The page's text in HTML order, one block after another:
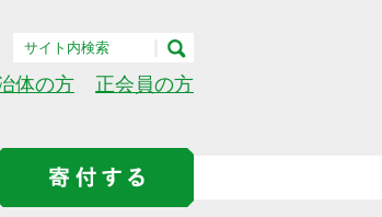
体の方 正会員の方